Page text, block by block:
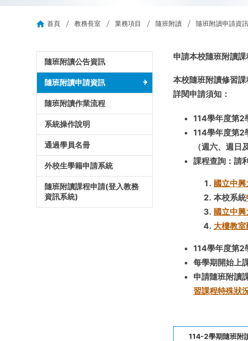
首頁 教務長室 業務項目 隨班附讀 隨班附讀申請資訊
隨班附讀公告資訊
隨班附讀申請資訊
隨班附讀作業流程
系統操作說明
通過學員名冊
外校生學籍申請系統
隨班附讀課程申請(登入教務
資訊系統)
申請本校隨班附讀課
本校隨班附讀修習
詳閱申請須知：
114學年度第2
114學年度第2
（週六、週
課程查詢：
國立中
本校系統
國立中
大樓教
114學年度第2
每學期開始上
申請隨班附讀
習課程特殊狀
114-2學期隨班附